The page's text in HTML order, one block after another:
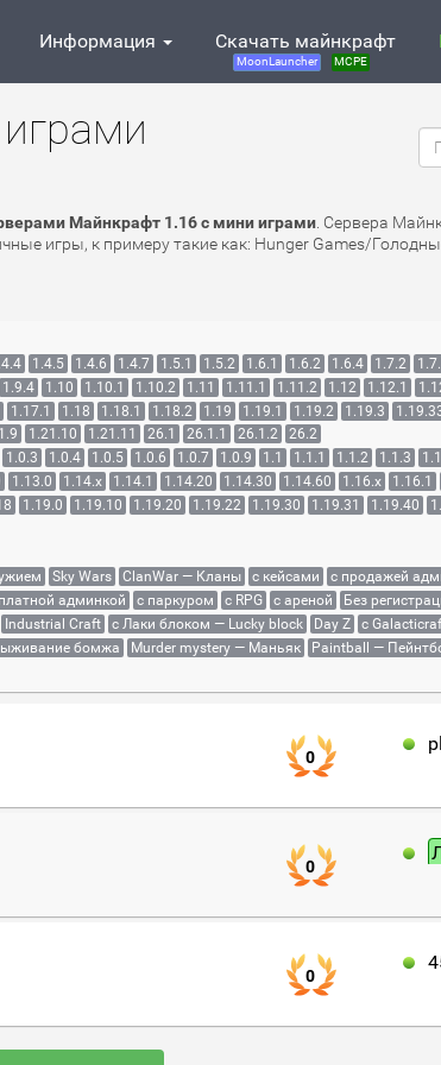
Информация Скачать майнкрафт
MoonLauncher MCPE
Майнкрафт 1.16 с мини играми . Сервера
игры, к примеру такие как: Hunger Games/
1.4.5 1.4.6 1.4.7 1.5.1 1.5.2 1.6.1 1.6.2 1.6.4 1.7.2
1.9.4 1.10 1.10.1 1.10.2 1.11 1.11.1 1.11.2 1.12 1.12.1
1.17.1 1.18 1.18.1 1.18.2 1.19 1.19.1 1.19.2 1.19.3
1.21.10 1.21.11 26.1 26.1.1 26.1.2 26.2
1.0.3 1.0.4 1.0.5 1.0.6 1.0.7 1.0.9 1.1 1.1.1 1.1.2 1.1.3
1.13.0 1.14.x 1.14.1 1.14.20 1.14.30 1.14.60 1.16.x 1.16.1
1.19.0 1.19.10 1.19.20 1.19.22 1.19.30 1.19.31 1.19.40
Sky Wars ClanWar — Кланы с кейсами с продажей
админкой с паркуром с RPG с ареной Без
Industrial Craft с Лаки блоком — Lucky block Day Z с
бомжа Murder mystery — Маньяк Paintball —
0
0
0